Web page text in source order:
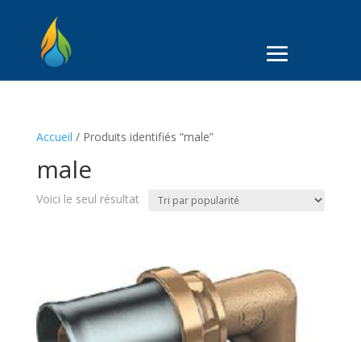
Accueil / Produits identifiés “male”
male
Voici le seul résultat